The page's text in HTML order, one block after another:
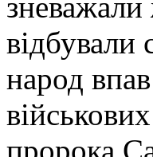
зневажали
відбували
народ